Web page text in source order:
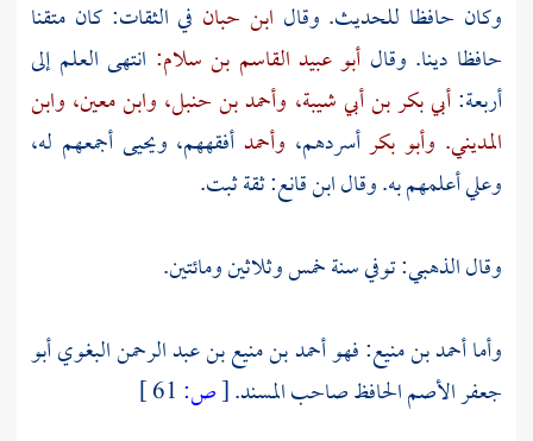
وكان حافظا للحديث. وقال ابن حبان في الثقات: كان متقنا
حافظا دينا. وقال أبو عبيد القاسم بن سلام: انتهى العلم إلى
أربعة:أبي بكر بن أبي شيبة، وأحمد بن حنبل، وابن معين، وابن
المديني. وأبو بكرأسردهم، وأحمد أفقههم، ويحيىأجمعهم له،
وعليأعلمهم به. وقالابن قانع:ثقة ثبت.
وقالالذهبي:توفي سنة خمس وثلاثين ومائتين.
وأماأحمد بن منيع: فهو أحمد بن منيع بن عبد الرحمن البغوي أبو
جعفر الأصم الحافظصاحب المسند.[ص: